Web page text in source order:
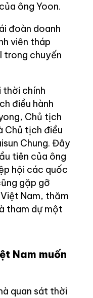
ông Yoon.
đoàn doanh
viên tháp
trong chuyến
thời chính
điều hành
Chủ tịch
Chủ tịch điều
Chung. Đây
tiên của ông
hội các quốc
gặp gỡ
Nam, thăm
tham dự một
Nam muốn
quan sát thời